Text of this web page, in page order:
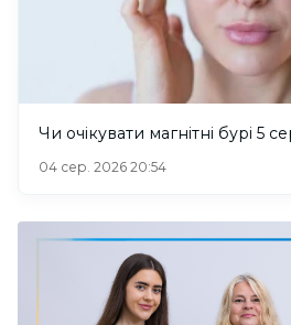
Чи очікувати магнітні бурі 5
04 сер. 2026 20:54